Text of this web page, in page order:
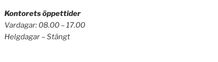
Kontorets öppettider
Vardagar: 08.00 – 17.00
Helgdagar – Stängt